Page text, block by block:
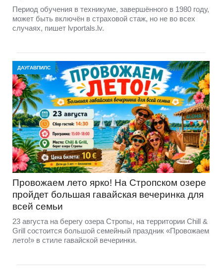
Период обучения в техникуме, завершённого в 1980 году,
может быть включён в страховой стаж, но не во всех
случаях, пишет lvportals.lv.
ДАУГАВПИЛС
Провожаем лето ярко! На Стропском озере
пройдет большая гавайская вечеринка для
всей семьи
23 августа на берегу озера Стропы, на территории Chill &
Grill состоится большой семейный праздник «Провожаем
лето!» в стиле гавайской вечеринки.